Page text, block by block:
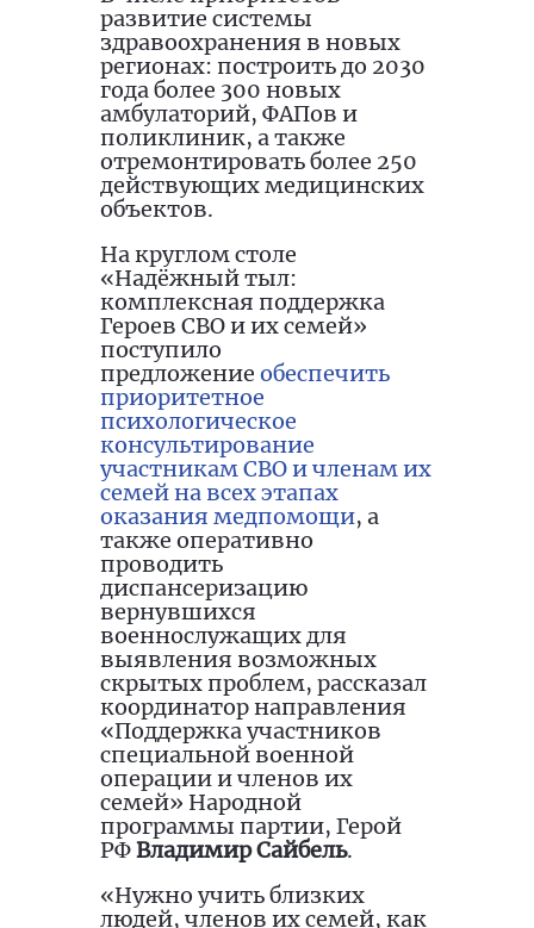
развитие системы
здравоохранения в новых
регионах: построить до 2030
года более 300 новых
амбулаторий, ФАПов и
поликлиник, а также
отремонтировать более 250
действующих медицинских
объектов.
На круглом столе
«Надёжный тыл:
комплексная поддержка
Героев СВО и их семей»
поступило
предложение обеспечить
приоритетное
психологическое
консультирование
участникам СВО и членам их
семей на всех этапах
оказания медпомощи, а
также оперативно
проводить
диспансеризацию
вернувшихся
военнослужащих для
выявления возможных
скрытых проблем, рассказал
координатор направления
«Поддержка участников
специальной военной
операции и членов их
семей» Народной
программы партии, Герой
РФВладимир Сайбель.
«Нужно учить близких
людей, членов их семей, как